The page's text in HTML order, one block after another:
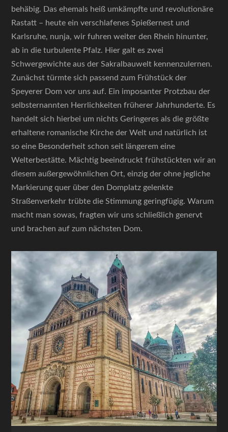
behäbig. Das ehemals heiß umkämpfte und revolutionäre
Rastatt – heute ein verschlafenes Spießernest und
Karlsruhe, nunja, wir fuhren weiter den Rhein hinunter,
ab in die turbulente Pfalz. Hier galt es zwei
Schwergewichte aus der Sakralbauwelt kennenzulernen.
Zunächst türmte sich passend zum Frühstück der
Speyerer Dom vor uns auf. Ein imposanter Protzbau der
selbsternannten Herrlichkeiten früherer Jahrhunderte. Es
handelt sich hierbei um nichts Geringeres als die größte
erhaltene romanische Kirche der Welt und natürlich ist
so eine Besonderheit schon seit längerem eine
Welterbestätte. Mächtig beeindruckt frühstückten wir an
diesem außergewöhnlichen Ort, einzig der ohne jegliche
Markierung quer über den Domplatz gelenkte
Straßenverkehr trübte die Stimmung geringfügig. Warum
macht man sowas, fragten wir uns schließlich genervt
und brachen auf zum nächsten Dom.